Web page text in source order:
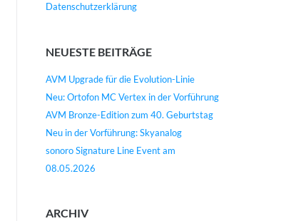
Datenschutzerklärung
NEUESTE BEITRÄGE
AVM Upgrade für die Evolution-Linie
Neu: Ortofon MC Vertex in der Vorführung
AVM Bronze-Edition zum 40. Geburtstag
Neu in der Vorführung: Skyanalog
sonoro Signature Line Event am
08.05.2026
ARCHIV